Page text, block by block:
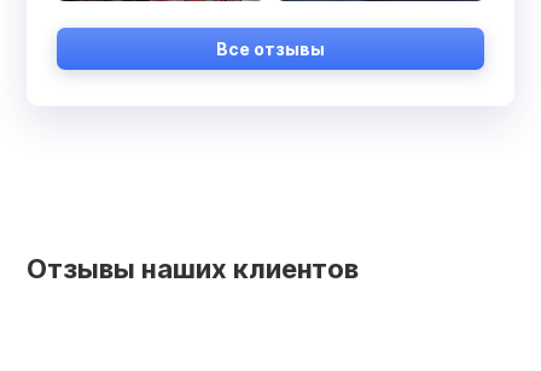
Все отзывы
Отзывы наших клиентов